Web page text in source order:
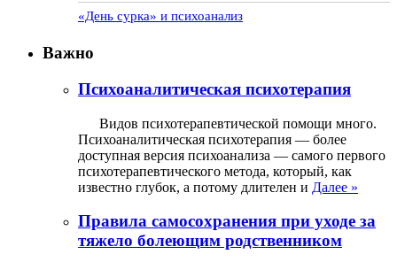
«День сурка» и психоанализ
Важно
Психоаналитическая психотерапия
Видов психотерапевтической помощи много.
Психоаналитическая психотерапия — более
доступная версия психоанализа — самого первого
психотерапевтического метода, который, как
известно глубок, а потому длителен и Далее »
Правила самосохранения при уходе за
тяжело болеющим родственником